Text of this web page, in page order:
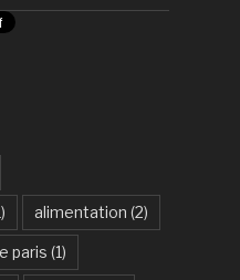
alimentation (2)
paris (1)